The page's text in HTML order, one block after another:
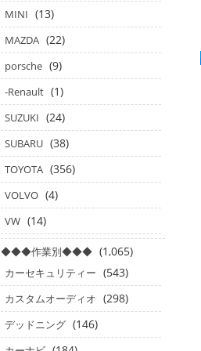
MINI (13)
MAZDA (22)
porsche (9)
-Renault (1)
SUZUKI (24)
SUBARU (38)
TOYOTA (356)
VOLVO (4)
VW (14)
◆◆◆作業別◆◆◆ (1,065)
カーセキュリティー (543)
カスタムオーディオ (298)
デッドニング (146)